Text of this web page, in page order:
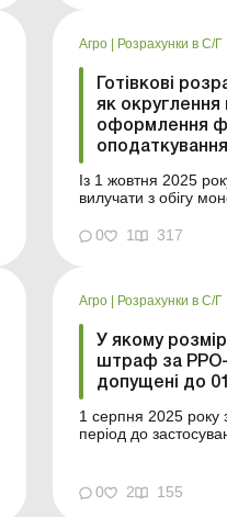
Агро | Розрахунки в С/Г
Готівкові
як
оформлення
Із 1 жовтня 2025
вилучати з обігу
здійснюватимуться
статті ми
бухгалтерський
0 1 317
Агро | Розрахунки в С/Г
У якому
штраф за
допущені до
1 серпня 2025 року
період до
якому розмірі
якщо порушення
0 2 155